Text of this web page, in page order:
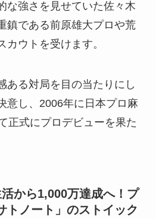
な強さを見せていた佐々木
鎮である前原雄大プロや荒
カウトを受けます。
ある対局を目の当たりにし
意し、2006年に日本プロ麻
正式にプロデビューを果た
から1,000万達成へ！プ
トノート」のストイック